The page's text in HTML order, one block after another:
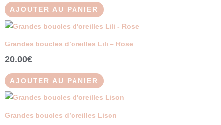
AJOUTER AU PANIER
Grandes boucles d’oreilles Lili – Rose
20.00€
AJOUTER AU PANIER
Grandes boucles d’oreilles Lison